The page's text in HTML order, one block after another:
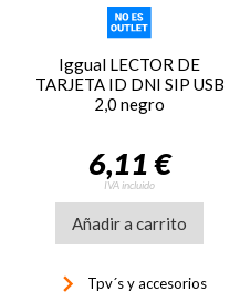
Iggual LECTOR DE
TARJETA ID DNI SIP USB
2,0 negro
6,11 €
IVA incluido
Añadir a carrito
keyboard_arrow_right Tpv´s y accesorios